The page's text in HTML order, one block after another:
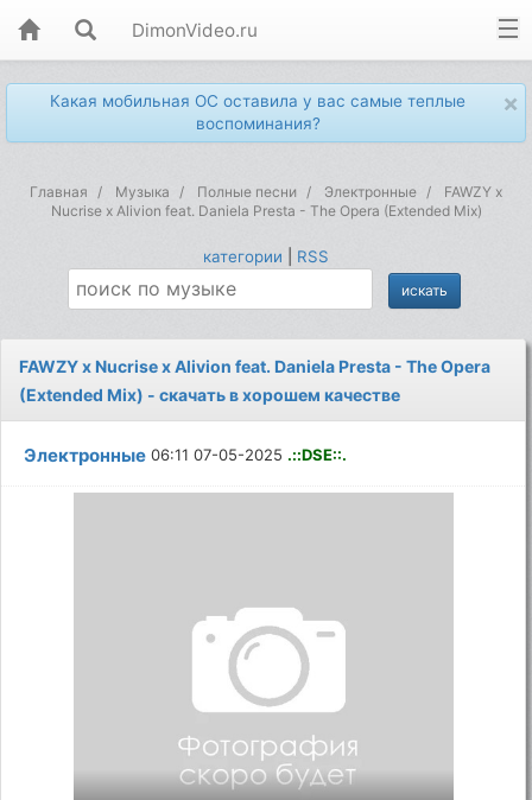
DimonVideo.ru
×
Какая мобильная ОС оставила у вас самые теплые
воспоминания?
Главная Музыка Полные песни Электронные
FAWZY x
Nucrise x Alivion feat. Daniela Presta - The Opera (Extended Mix)
категории RSS
FAWZY x Nucrise x Alivion feat. Daniela Presta - The Opera
(Extended Mix) - скачать в хорошем качестве
Электронные 06:11 07-05-2025 .::DSE::.